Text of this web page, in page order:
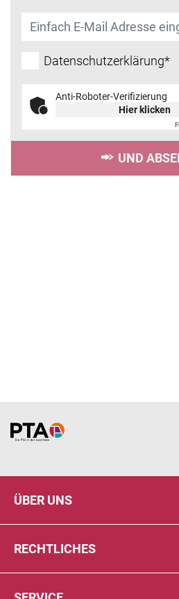
Datenschutzerklärung*
Anti-Roboter-Verifizierung
Hier klicken
UND
Home
ÜBER UNS
RECHTLICHES